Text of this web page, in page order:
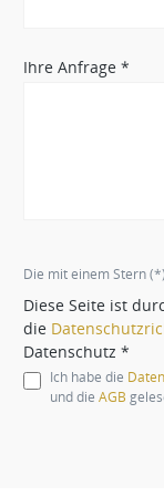
Ihre Anfrage *
Die mit einem Stern
Diese Seite ist
die
Datenschutz *
Ich habe die
und die AGB